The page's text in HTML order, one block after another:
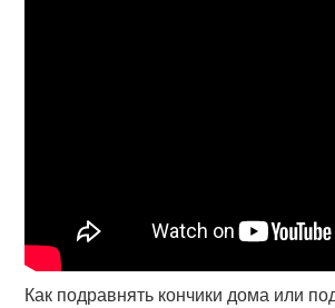
Как подравнять кончики дома или